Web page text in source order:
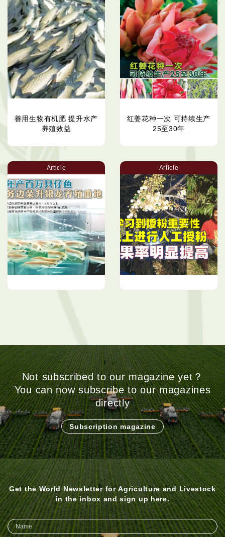
善用生物有机肥 提升水产
养殖效益
红姜花种一次 可持续生产
25至30年
Article Article
Not subscribed to our magazine yet？
You can now subscribe to our magazines
directly
Subscription magazine
Get the World Newsletter for Agriculture and Livestock
in the inbox and sign up here.